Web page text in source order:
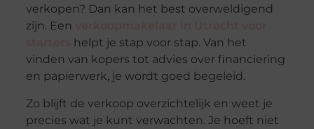
verkopen? Dan kan het best overweldigend
zijn. Een
helpt je stap voor stap. Van het
vinden van kopers tot advies over financiering
en papierwerk, je wordt goed begeleid.
Zo blijft de verkoop overzichtelijk en weet je
precies wat je kunt verwachten. Je hoeft niet